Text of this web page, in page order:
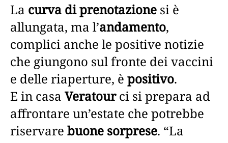
La curva di prenotazione si è
allungata, ma l’andamento,
complici anche le positive notizie
che giungono sul fronte dei vaccini
e delle riaperture, è positivo.
E in casa Veratourci si prepara ad
affrontare un’estate che potrebbe
riservare buone sorprese. “La